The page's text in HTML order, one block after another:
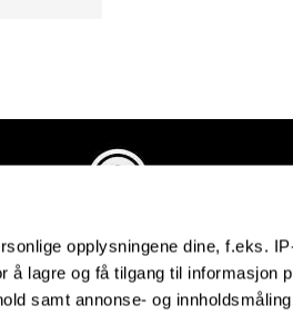
opplysningene dine, f.eks.
lagre og få tilgang til informasjon
samt annonse- og
Industriveien 4
4879 Grimstad